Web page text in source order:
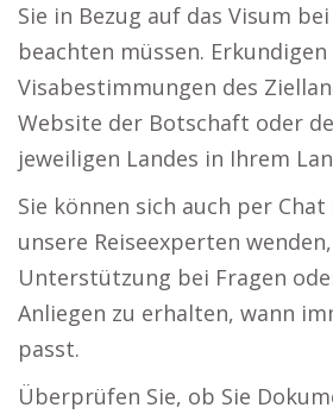
Sie in Bezug auf das Visum
beachten müssen. Erkundigen
Visabestimmungen des
Website der Botschaft oder
jeweiligen Landes in Ihrem
Sie können sich auch per
unsere Reiseexperten
Unterstützung bei Fragen
Anliegen zu erhalten, wann
passt.
Überprüfen Sie, ob Sie